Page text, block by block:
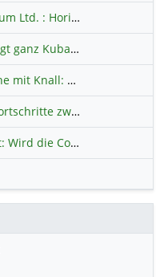
IRW-News: Horizon Petroleum Ltd. : Horizon Petroleum beginnt mit der Testförderung im Projekt Lachowice in Polen und schließt die Platzierung einer überzeichneten Wandelanleihe ab
Erneuter Strom-Blackout legt ganz Kuba lahm
Gold beendet Handelswoche mit Knall: Barrick Mining – Ist diese Aktie wieder ein Kauf?
Ölpreise fallen deutlich - Fortschritte zwischen USA und Iran belasten
Übernahmekampf eskaliert: Wird die Commerzbank italienisch?